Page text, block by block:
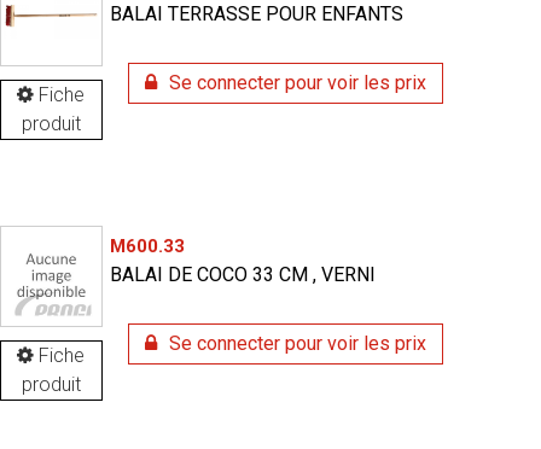
Fiche
produit
BALAI TERRASSE POUR ENFANTS
Se connecter pour voir les prix
Fiche
produit
M600.33
BALAI DE COCO 33 CM , VERNI
Se connecter pour voir les prix